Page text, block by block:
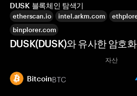
DUSK 블록체인 탐색기
etherscan.io intel.arkm.com
binplorer.com
DUSK(DUSK)와 유사한 암호
자산
BitcoinBTC